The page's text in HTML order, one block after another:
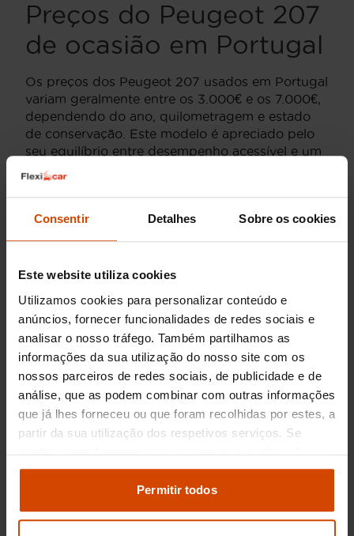
Consentir Detalhes Sobre os cookies
Este website utiliza cookies
Utilizamos cookies para personalizar conteúdo e
anúncios, fornecer funcionalidades de redes sociais e
analisar o nosso tráfego. Também partilhamos as
informações da sua utilização do nosso site com os
nossos parceiros de redes sociais, de publicidade e de
análise, que as podem combinar com outras informações
que já lhes forneceu ou que foram recolhidas por estes, a
partir da sua utilização dos respetivos serviços. Se
aceitar, consideramos que consente a sua utilização.
Pode modificar as suas opções de consentimento e
definições de cookies
definições e saber mais na nossapolítica de
Permitir todos
Preços do Peugeot 207
de ocasião em Portugal
Os preços dos Peugeot 207 usados em Portugal
variam geralmente entre os 3.000€ e os 7.000€,
dependendo do ano, quilometragem e estado
de conservação. Este modelo é apreciado pelo
seu equilíbrio entre desempenho acessível e um
estilo moderno que ainda agrada muitos
condutores. A valorização estável no mercado
atraente para quem procura um carro confiável
com um toque francês diferenciado.
Outras opções
semelhantes ao
Peugeot 207
Para quem considera o Peugeot 207, existem
outras opções no mercado que podem também
satisfazer as suas necessidades e gosto pessoal:
oferece semelhança em termos de estilo e
eficiência, com uma variedade de
Ford Fiesta: Conhecido pelo seu excelente